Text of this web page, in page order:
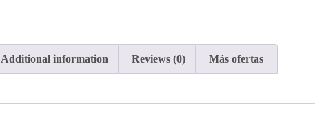
Additional information Reviews (0) Más ofertas